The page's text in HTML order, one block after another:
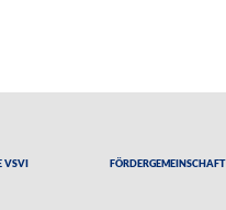
VSVI Fördergemeinschaft